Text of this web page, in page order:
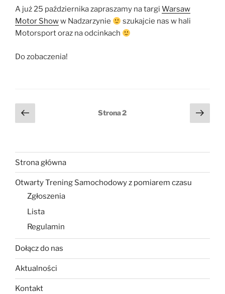
A już 25 października zapraszamy na targi Warsaw
Motor Showw Nadzarzynie
szukajcie nas w hali
Motorsport oraz na odcinkach
Do zobaczenia!
Stronicowanie
wpisów
Poprzednia
strona
Strona2
Strona główna
Otwarty Trening Samochodowy z pomiarem czasu
Zgłoszenia
Lista
Regulamin
Dołącz do nas
Aktualności
Kontakt